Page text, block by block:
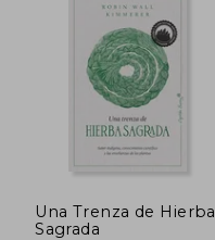
dcto.
Una Trenza de Hierba
Sagrada